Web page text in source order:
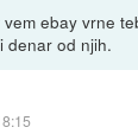
ebay vrne
denar od njih.